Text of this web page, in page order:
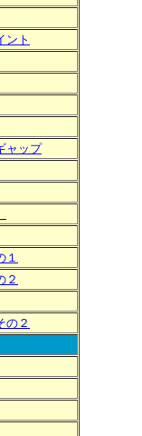
ント
ャップ
１
２
の２